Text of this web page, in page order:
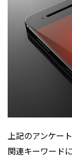
上記のアンケー
関連キーワード